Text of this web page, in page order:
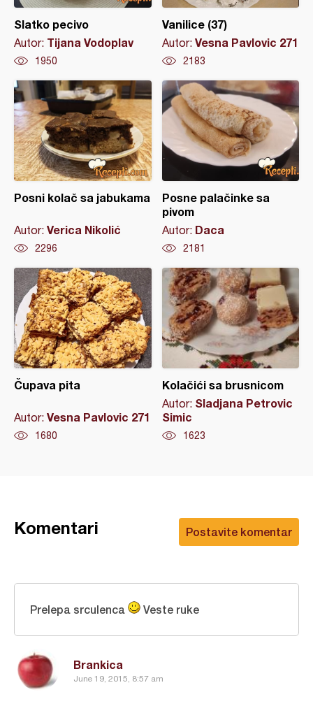
Slatko pecivo
Autor: Tijana Vodoplav
1950
Vanilice (37)
Autor: Vesna Pavlovic 271
2183
Posni kolač sa jabukama
Autor: Verica Nikolić
2296
Posne palačinke sa
pivom
Autor: Daca
2181
Čupava pita
Autor: Vesna Pavlovic 271
1680
Kolačići sa brusnicom
Autor: Sladjana Petrovic
Simic
1623
Postavite komentar
Komentari
Brankica
June 19, 2015, 8:57 am
Prelepa srculenca Veste ruke